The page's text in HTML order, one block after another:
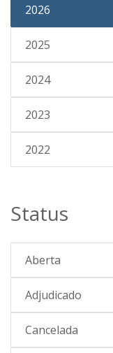
2026
2025
2024
2023
2022
Status
Aberta
Adjudicado
Cancelada